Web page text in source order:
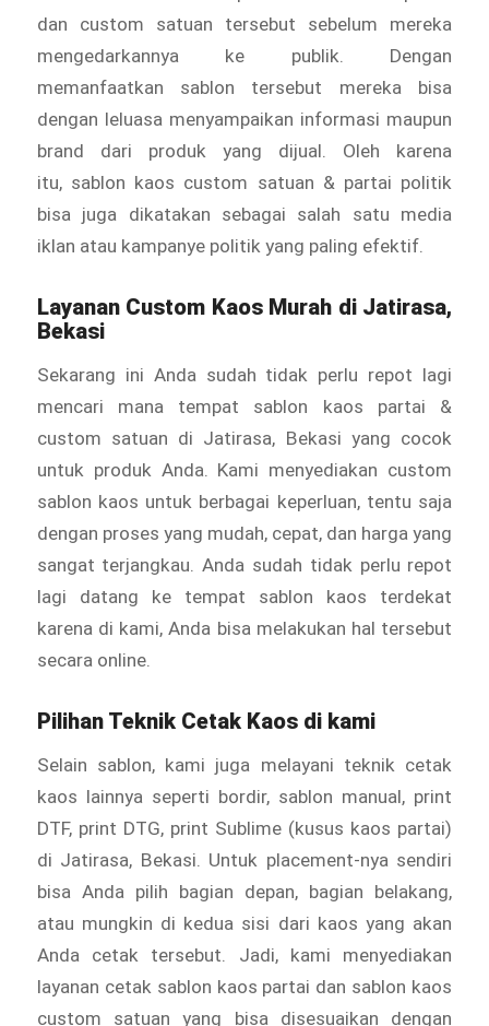
dan custom satuan tersebut sebelum mereka
mengedarkannya ke publik. Dengan
memanfaatkan sablon tersebut mereka bisa
dengan leluasa menyampaikan informasi maupun
brand dari produk yang dijual. Oleh karena
itu, sablon kaos custom satuan & partai politik
bisa juga dikatakan sebagai salah satu media
iklan atau kampanye politik yang paling efektif.
Layanan Custom Kaos Murah di Jatirasa,
Bekasi
Sekarang ini Anda sudah tidak perlu repot lagi
mencari mana tempat sablon kaos partai &
custom satuan di Jatirasa, Bekasi yang cocok
untuk produk Anda. Kami menyediakan custom
sablon kaos untuk berbagai keperluan, tentu saja
dengan proses yang mudah, cepat, dan harga yang
sangat terjangkau. Anda sudah tidak perlu repot
lagi datang ke tempat sablon kaos terdekat
karena di kami, Anda bisa melakukan hal tersebut
secara online.
Pilihan Teknik Cetak Kaos di kami
Selain sablon, kami juga melayani teknik cetak
kaos lainnya seperti bordir, sablon manual, print
DTF, print DTG, print Sublime (kusus kaos partai)
di Jatirasa, Bekasi. Untuk placement-nya sendiri
bisa Anda pilih bagian depan, bagian belakang,
atau mungkin di kedua sisi dari kaos yang akan
Anda cetak tersebut. Jadi, kami menyediakan
layanan cetak sablon kaos partai dan sablon kaos
custom satuan yang bisa disesuaikan dengan